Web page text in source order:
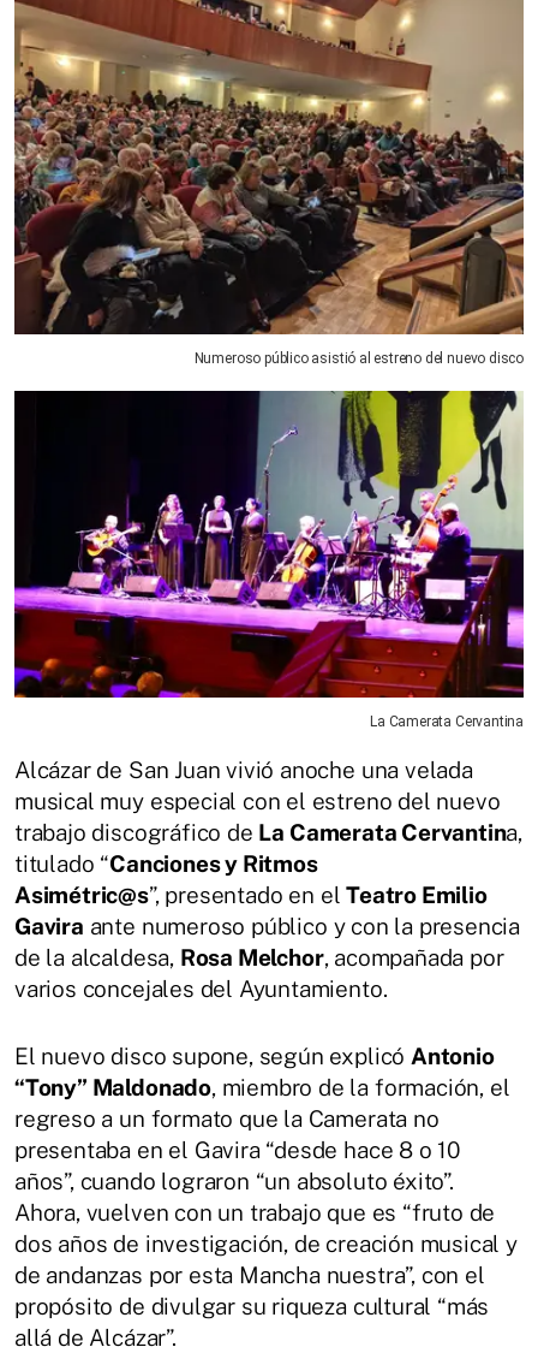
Numeroso público asistió al estreno del nuevo disco
La Camerata Cervantina
Alcázar de San Juan vivió anoche una velada
musical muy especial con el estreno del nuevo
trabajo discográfico de La Camerata Cervantina,
titulado “Canciones y Ritmos
Asimétric@s”, presentado en elTeatro Emilio
Gavira ante numeroso público y con la presencia
de la alcaldesa, Rosa Melchor, acompañada por
varios concejales del Ayuntamiento.
El nuevo disco supone, según explicó Antonio
“Tony” Maldonado, miembro de la formación, el
regreso a un formato que la Camerata no
presentaba en el Gavira “desde hace 8 o 10
años”, cuando lograron “un absoluto éxito”.
Ahora, vuelven con un trabajo que es “fruto de
dos años de investigación, de creación musical y
de andanzas por esta Mancha nuestra”, con el
propósito de divulgar su riqueza cultural “más
allá de Alcázar”.